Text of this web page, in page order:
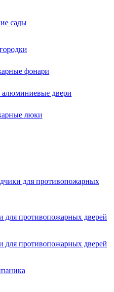
сады
фонари
двери
люки
для противопожарных
для противопожарных дверей
для противопожарных дверей